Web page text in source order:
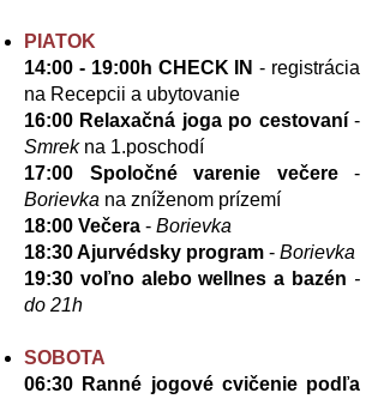
PIATOK
14:00 - 19:00h CHECK IN- registrácia
na Recepcii a ubytovanie
16:00 Relaxačná joga po cestovaní -
Smrekna 1.poschodí
17:00 Spoločné varenie večere-
Borievka na zníženom prízemí
18:00 Večera - Borievka
18:30Ajurvédsky program - Borievka
19:30 voľno alebo wellnes a bazén -
do 21h
SOBOTA
06:30 Ranné jogové cvičenie podľa